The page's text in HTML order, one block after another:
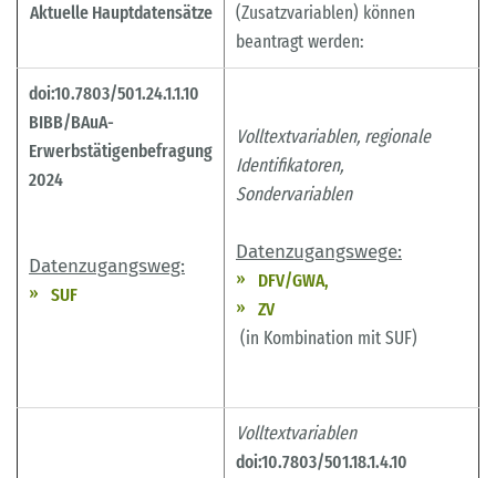
Aktuelle Hauptdatensätze
(Zusatzvariablen) können
beantragt werden:
doi:10.7803/501.24.1.1.10
BIBB/BAuA-
Erwerbstätigenbefragung
2024
Datenzugangsweg:
SUF
Volltextvariablen, regionale
Identifikatoren,
Sondervariablen
Datenzugangswege:
DFV/GWA,
ZV
(in Kombination mit SUF)
Volltextvariablen
doi:10.7803/501.18.1.4.10